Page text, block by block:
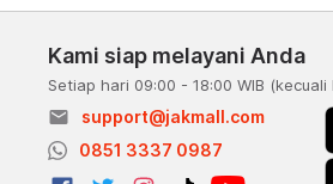
Kami siap melayani Anda
Setiap hari 09:00 - 18:00 WIB (kecuali
email
support@jakmall.com
0851 3337 0987